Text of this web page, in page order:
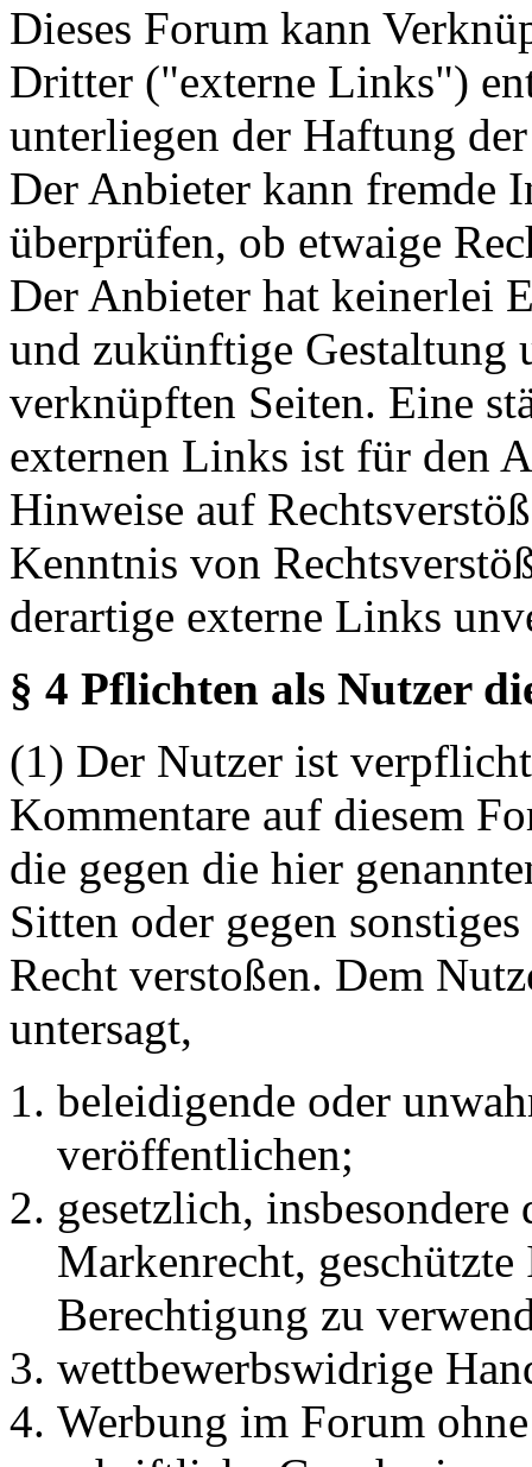
Dieses Forum kann
Dritter ("externe Links")
unterliegen der Haftung
Der Anbieter kann fremde
überprüfen, ob etwaige
Der Anbieter hat keinerlei
und zukünftige Gestaltung
verknüpften Seiten. Eine
externen Links ist für den
Hinweise auf
Kenntnis von
derartige externe Links
§ 4 Pflichten als Nutzer
(1) Der Nutzer ist
Kommentare auf diesem
die gegen die hier
Sitten oder gegen
Recht verstoßen. Dem
untersagt,
beleidigende oder
veröffentlichen;
gesetzlich,
Markenrecht, geschützte
Berechtigung zu
wettbewerbswidrige
Werbung im Forum